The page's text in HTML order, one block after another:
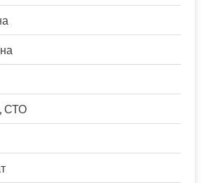
СТО